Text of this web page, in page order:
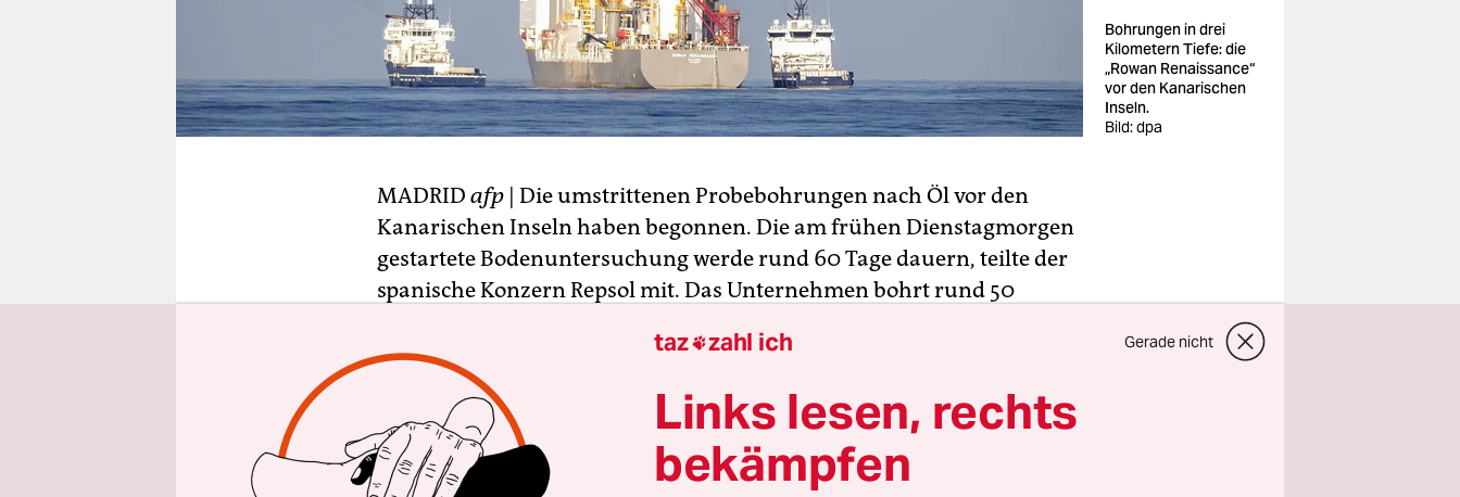
unterstützen
abo
Bohrungen in drei
Kilometern Tiefe: die
„Rowan Renaissance“
vor den Kanarischen
Inseln.
Bild: dpa
MADRID afp | Die umstrittenen Probebohrungen nach Öl vor den
Kanarischen Inseln haben begonnen. Die am frühen Dienstagmorgen
gestartete Bodenuntersuchung werde rund 60 Tage dauern, teilte der
spanische Konzern Repsol mit. Das Unternehmen bohrt rund 50
Von dem Schiff „Rowan Renaissance“ aus soll in eine Tiefe von bis zu
drei Kilometern vorgedrungen werden.
Die Bohrung ist in der Region äußerst umstritten. Umweltschützer
sehen die Ölsuche als Bedrohung für die reiche Tier- und Pflanzenwelt
taz zahl ich Gerade nicht
Links lesen, rechts
bekämpfen